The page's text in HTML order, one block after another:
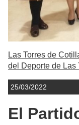
Las Torres de
del Deporte de Las
25/03/2022
El